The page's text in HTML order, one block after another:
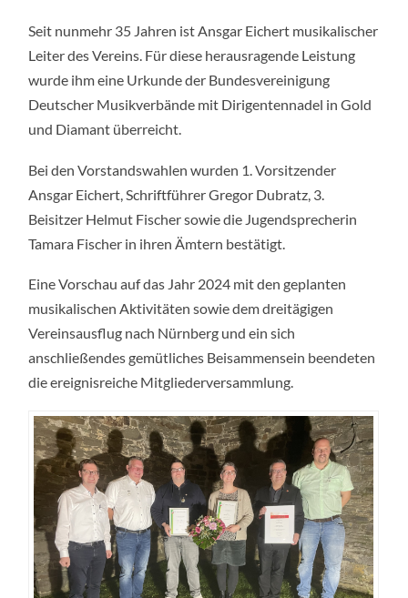
Seit nunmehr 35 Jahren ist Ansgar Eichert musikalischer
Leiter des Vereins. Für diese herausragende Leistung
wurde ihm eine Urkunde der Bundesvereinigung
Deutscher Musikverbände mit Dirigentennadel in Gold
und Diamant überreicht.
Bei den Vorstandswahlen wurden 1. Vorsitzender
Ansgar Eichert, Schriftführer Gregor Dubratz, 3.
Beisitzer Helmut Fischer sowie die Jugendsprecherin
Tamara Fischer in ihren Ämtern bestätigt.
Eine Vorschau auf das Jahr 2024 mit den geplanten
musikalischen Aktivitäten sowie dem dreitägigen
Vereinsausflug nach Nürnberg und ein sich
anschließendes gemütliches Beisammensein beendeten
die ereignisreiche Mitgliederversammlung.